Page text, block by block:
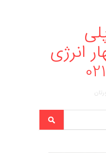
انرژی